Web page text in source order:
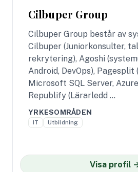
Cilbuper Group
Cilbuper Group består av
Cilbuper (Juniorkonsulter,
rekrytering), Agoshi
Android, DevOps), Pagesplit
Microsoft SQL Server,
Republify (Lärarledd …
YRKESOMRÅDEN
IT Utbildning
Visa profil